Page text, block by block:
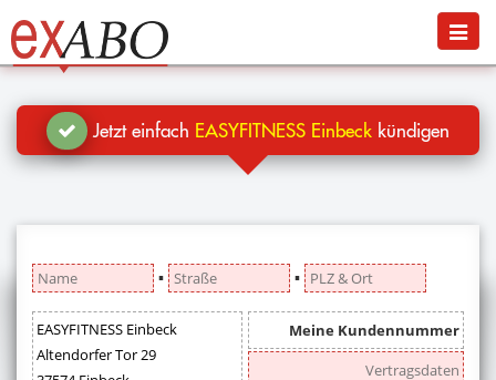
Jetzt kündigen
Blog
Hilfe
Menü
Jetzt einfach EASYFITNESS Einbeck kündigen
▪ ▪